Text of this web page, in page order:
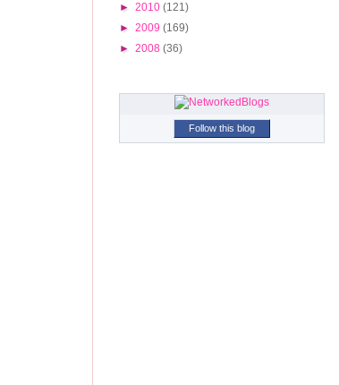
► 2010 (121)
► 2009 (169)
► 2008 (36)
Follow this blog